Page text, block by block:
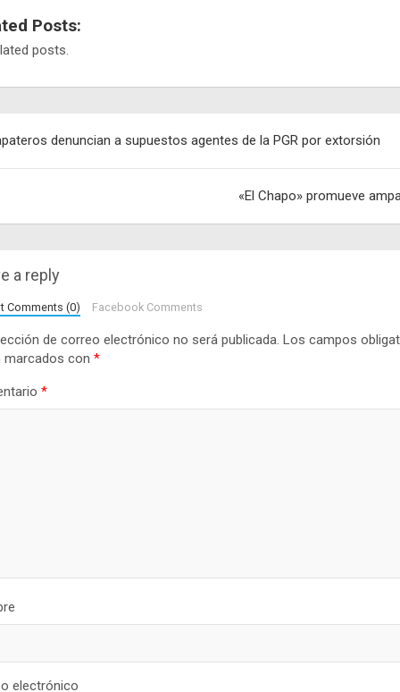
Posts:
posts.
denuncian a supuestos agentes de la PGR por extorsión
«El Chapo» promueve
a reply
Comments (0) Facebook Comments
de correo electrónico no será publicada. Los campos
marcados con *
*
electrónico